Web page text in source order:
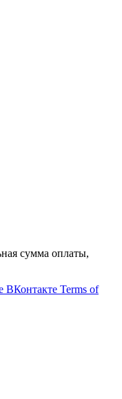
сумма оплаты,
ВКонтакте Terms of